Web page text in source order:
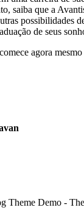
saiba que a
possibilidades
de seus
agora
Theme Demo -